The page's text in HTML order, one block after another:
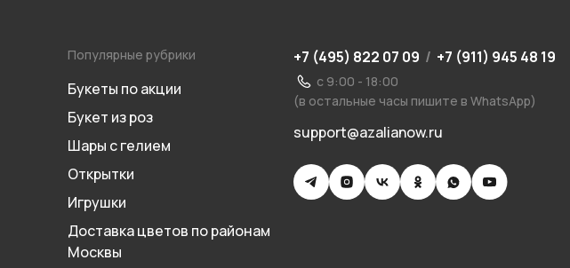
Популярные рубрики
Букеты по акции
Букет из роз
Шары с гелием
Открытки
Игрушки
Доставка цветов по районам
Москвы
+7 (495) 822 07 09 / +7 (911) 945 48 19
с 9:00 - 18:00
(в остальные часы пишите в WhatsApp)
support@azalianow.ru